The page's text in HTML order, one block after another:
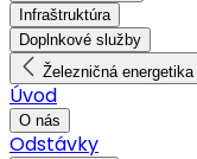
Infraštruktúra
Doplnkové služby
Železničná energetika
Úvod
O nás
Odstávky